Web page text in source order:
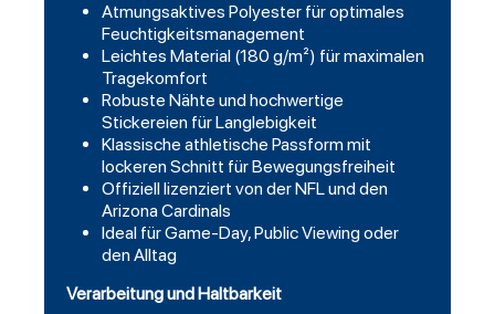
Atmungsaktives Polyester für optimales
Feuchtigkeitsmanagement
Leichtes Material (180 g/m²) für maximalen
Tragekomfort
Robuste Nähte und hochwertige
Stickereien für Langlebigkeit
Klassische athletische Passform mit
lockeren Schnitt für Bewegungsfreiheit
Offiziell lizenziert von der NFL und den
Arizona Cardinals
Ideal für Game-Day, Public Viewing oder
den Alltag
Verarbeitung und Haltbarkeit